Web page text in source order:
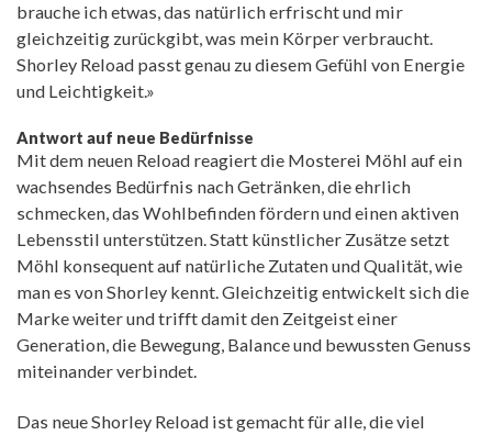
brauche ich etwas, das natürlich erfrischt und mir
gleichzeitig zurückgibt, was mein Körper verbraucht.
Shorley Reload passt genau zu diesem Gefühl von Energie
und Leichtigkeit.»
Antwort auf neue Bedürfnisse
Mit dem neuen Reload reagiert die Mosterei Möhl auf ein
wachsendes Bedürfnis nach Getränken, die ehrlich
schmecken, das Wohlbefinden fördern und einen aktiven
Lebensstil unterstützen. Statt künstlicher Zusätze setzt
Möhl konsequent auf natürliche Zutaten und Qualität, wie
man es von Shorley kennt. Gleichzeitig entwickelt sich die
Marke weiter und trifft damit den Zeitgeist einer
Generation, die Bewegung, Balance und bewussten Genuss
miteinander verbindet.
Das neue Shorley Reload ist gemacht für alle, die viel